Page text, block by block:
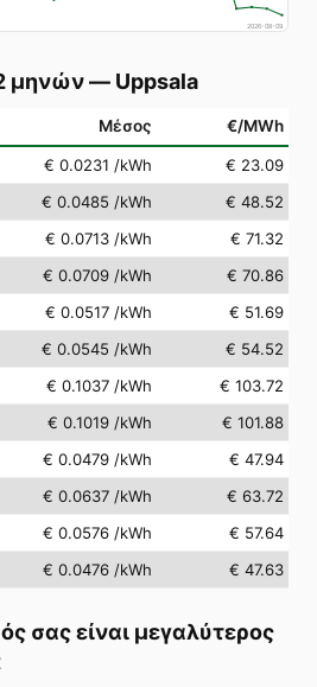
2026-08-09
μηνών— Uppsala
Μέσος €/MWh
€ 0.0231 /kWh
€ 23.09
€ 0.0485 /kWh
€ 48.52
€ 0.0713 /kWh
€ 71.32
€ 0.0709 /kWh
€ 70.86
€ 0.0517 /kWh
€ 51.69
€ 0.0545 /kWh
€ 54.52
€ 0.1037 /kWh
€ 103.72
€ 0.1019 /kWh
€ 101.88
€ 0.0479 /kWh
€ 47.94
€ 0.0637 /kWh
€ 63.72
€ 0.0576 /kWh
€ 57.64
€ 0.0476 /kWh € 47.63
σας είναι μεγαλύτερος